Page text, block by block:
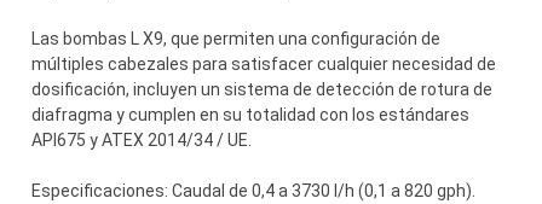
Las bombas L X9, que permiten una configuración de
múltiples cabezales para satisfacer cualquier necesidad de
dosificación, incluyen un sistema de detección de rotura de
diafragma y cumplen en su totalidad con los estándares
API675 y ATEX 2014/34 / UE.
Especificaciones: Caudal de 0,4 a 3730 l/h (0,1 a 820 gph).